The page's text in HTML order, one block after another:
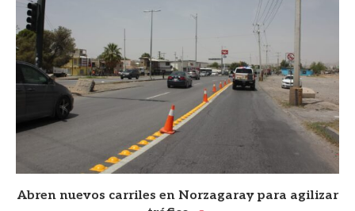
Abren nuevos carriles en Norzagaray para agilizar